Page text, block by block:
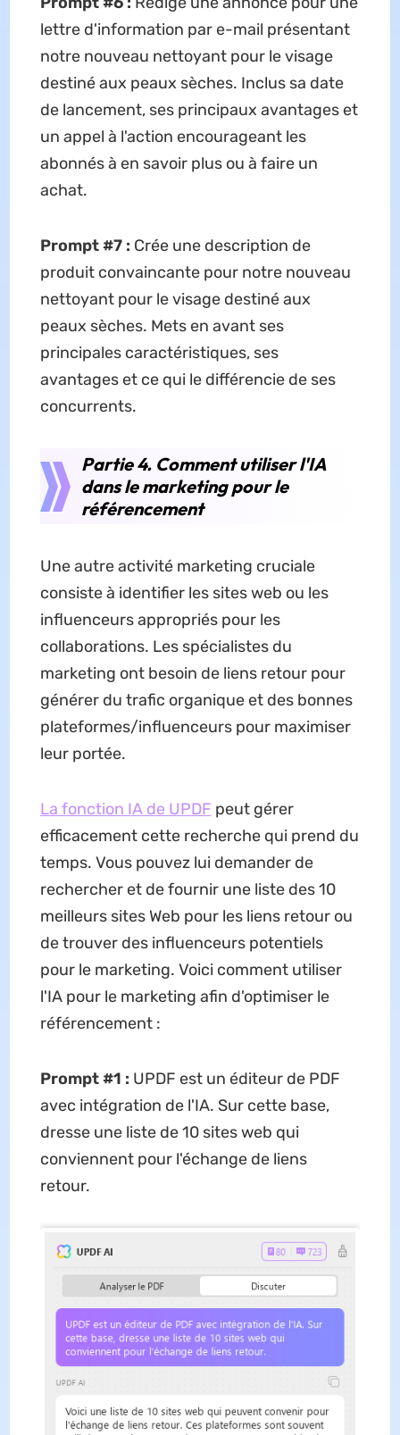
lettre d'information par e-mail présentant
notre nouveau nettoyant pour le visage
destiné aux peaux sèches. Inclus sa date
de lancement, ses principaux avantages et
un appel à l'action encourageant les
abonnés à en savoir plus ou à faire un
achat.
Prompt #7 : Crée une description de
produit convaincante pour notre nouveau
nettoyant pour le visage destiné aux
peaux sèches. Mets en avant ses
principales caractéristiques, ses
avantages et ce qui le différencie de ses
concurrents.
Partie 4. Comment utiliser l'IA
dans le marketing pour le
référencement
Une autre activité marketing cruciale
consiste à identifier les sites web ou les
influenceurs appropriés pour les
collaborations. Les spécialistes du
marketing ont besoin de liens retour pour
générer du trafic organique et des bonnes
plateformes/influenceurs pour maximiser
leur portée.
La fonction IA de UPDF peut gérer
efficacement cette recherche qui prend du
temps. Vous pouvez lui demander de
rechercher et de fournir une liste des 10
meilleurs sites Web pour les liens retour ou
de trouver des influenceurs potentiels
pour le marketing. Voici comment utiliser
l'IA pour le marketing afin d'optimiser le
référencement :
Prompt #1 : UPDF est un éditeur de PDF
avec intégration de l'IA. Sur cette base,
dresse une liste de 10 sites web qui
conviennent pour l'échange de liens
retour.